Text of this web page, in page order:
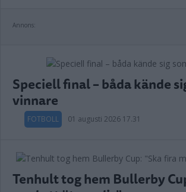
Annons:
Speciell final – båda kände
vinnare
FOTBOLL 01 augusti 2026 17.31
Tenhult tog hem Bullerby